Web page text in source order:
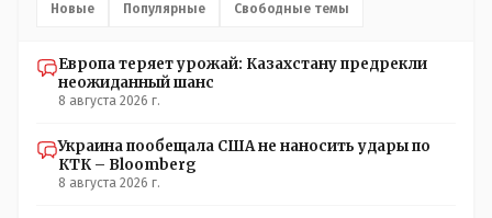
Новые Популярные Свободные темы
Европа теряет урожай: Казахстану предрекли
неожиданный шанс
8 августа 2026 г.
Украина пообещала США не наносить удары по
КТК – Bloomberg
8 августа 2026 г.